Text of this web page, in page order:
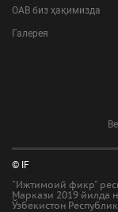
ОАВ биз ҳақимизда
Галерея
© IF
"Ижтимоий фикр"
Маркази 2019 йилда
Ўзбекистон